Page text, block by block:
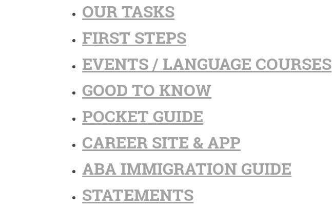
OUR TASKS
FIRST STEPS
EVENTS / LANGUAGE COURSES
GOOD TO KNOW
POCKET GUIDE
CAREER SITE & APP
ABA IMMIGRATION GUIDE
STATEMENTS